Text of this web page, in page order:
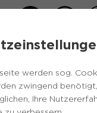
werden sog.
zwingend
Ihre